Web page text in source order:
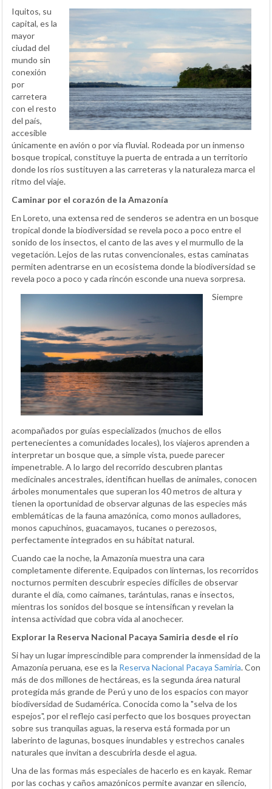
Iquitos, su
capital, es la
mayor
ciudad del
mundo sin
conexión
por
carretera
con el resto
del país,
accesible
únicamente en avión o por vía fluvial. Rodeada por un inmenso
bosque tropical, constituye la puerta de entrada a un territorio
donde los ríos sustituyen a las carreteras y la naturaleza marca el
ritmo del viaje.
Caminar por el corazón de la Amazonía
En Loreto, una extensa red de senderos se adentra en un bosque
tropical donde la biodiversidad se revela poco a poco entre el
sonido de los insectos, el canto de las aves y el murmullo de la
vegetación. Lejos de las rutas convencionales, estas caminatas
permiten adentrarse en un ecosistema donde la biodiversidad se
revela poco a poco y cada rincón esconde una nueva sorpresa.
Siempre
acompañados por guías especializados (muchos de ellos
pertenecientes a comunidades locales), los viajeros aprenden a
interpretar un bosque que, a simple vista, puede parecer
impenetrable. A lo largo del recorrido descubren plantas
medicinales ancestrales, identifican huellas de animales, conocen
árboles monumentales que superan los 40 metros de altura y
tienen la oportunidad de observar algunas de las especies más
emblemáticas de la fauna amazónica, como monos aulladores,
monos capuchinos, guacamayos, tucanes o perezosos,
perfectamente integrados en su hábitat natural.
Cuando cae la noche, la Amazonía muestra una cara
completamente diferente. Equipados con linternas, los recorridos
nocturnos permiten descubrir especies difíciles de observar
durante el día, como caimanes, tarántulas, ranas e insectos,
mientras los sonidos del bosque se intensifican y revelan la
intensa actividad que cobra vida al anochecer.
Explorar la Reserva Nacional Pacaya Samiria desde el río
Si hay un lugar imprescindible para comprender la inmensidad de la
Amazonía peruana, ese es la Reserva Nacional Pacaya Samiria. Con
más de dos millones de hectáreas, es la segunda área natural
protegida más grande de Perú y uno de los espacios con mayor
biodiversidad de Sudamérica. Conocida como la "selva de los
espejos", por el reflejo casi perfecto que los bosques proyectan
sobre sus tranquilas aguas, la reserva está formada por un
laberinto de lagunas, bosques inundables y estrechos canales
naturales que invitan a descubrirla desde el agua.
Una de las formas más especiales de hacerlo es en kayak. Remar
por las cochas y caños amazónicos permite avanzar en silencio,